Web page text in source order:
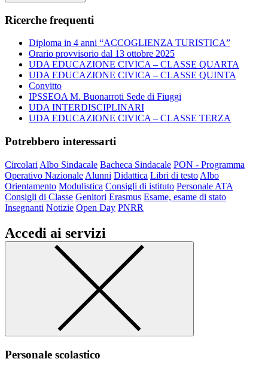
Ricerche frequenti
Diploma in 4 anni “ACCOGLIENZA TURISTICA”
Orario provvisorio dal 13 ottobre 2025
UDA EDUCAZIONE CIVICA – CLASSE QUARTA
UDA EDUCAZIONE CIVICA – CLASSE QUINTA
Convitto
IPSSEOA M. Buonarroti Sede di Fiuggi
UDA INTERDISCIPLINARI
UDA EDUCAZIONE CIVICA – CLASSE TERZA
Potrebbero interessarti
Circolari Albo Sindacale Bacheca Sindacale PON - Programma
Operativo Nazionale Alunni Didattica Libri di testo Albo
Orientamento Modulistica Consigli di istituto Personale ATA
Consigli di Classe Genitori Erasmus Esame, esame di stato
Insegnanti Notizie Open Day PNRR
Accedi ai servizi
Personale scolastico